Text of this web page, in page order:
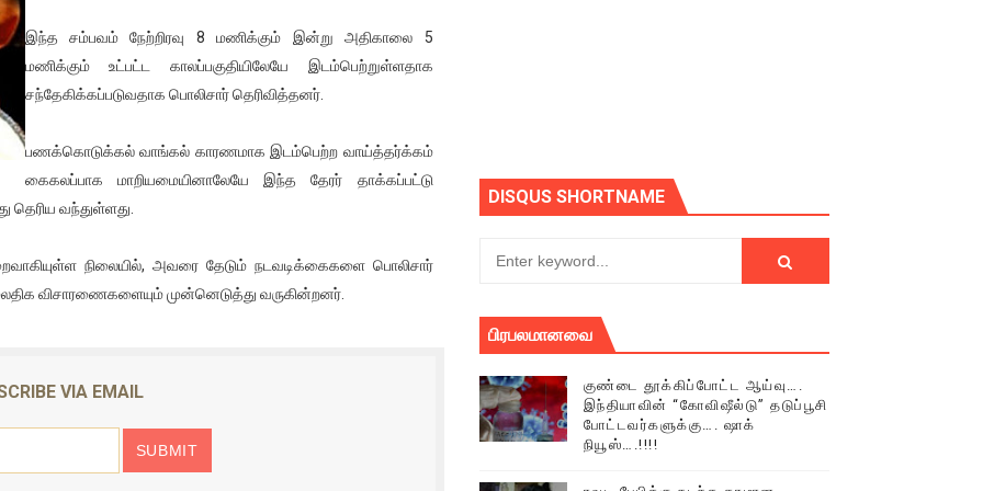
கண்டனப் போராட்டத்திற்கு கலந்துகொள்ளுமாறு அன்புரிமையோடு அழைக்கின்றோம்.
மாணவர்கள் தொடர்பில் நாடாளுமன்றத்தில் பகிரங்க கேள்வி
இலங்கைத் தமிழ் குடும்பம்!! நடந்தது என்ன
இலங்கை பாடலாசிரியர் வெளியிட்ட...
- கொதித்தெழுந்த பிரதேசவாசிகள்!
இடங்கள்...
கேணல் சங்கர் ஆகியோரின் நினைவெழுச்சி நாள் - 26.09.2021 சுவிஸ் (செய்தியும்,படங்களும்..)
இந்த சம்பவம் நேற்றிரவு 8 மணிக்கும் இன்று அதிகாலை 5
மணிக்கும் உட்பட்ட காலப்பகுதியிலேயே இடம்பெற்றுள்ளதாக
சந்தேகிக்கப்படுவதாக பொலிசார் தெரிவித்தனர்.
பணக்கொடுக்கல் வாங்கல் காரணமாக இடம்பெற்ற வாய்த்தர்க்கம்
கைகலப்பாக மாறியமையினாலேயே இந்த தேரர் தாக்கப்பட்டு
வந்துள்ளது.
நிலையில், அவரை தேடும் நடவடிக்கைகளை பொலிசார்
விசாரணைகளையும் முன்னெடுத்து வருகின்றனர்.
VIA EMAIL
DISQUS SHORTNAME
பிரபலமானவை
குண்டை தூக்கிப்போட்ட ஆய்வு….
இந்தியாவின் “கோவிஷீல்டு” தடுப்பூசி
போட்டவர்களுக்கு…. ஷாக்
நியூஸ்….!!!!